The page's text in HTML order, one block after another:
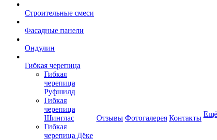
Строительные смеси
Фасадные панели
Ондулин
Гибкая черепица
Гибкая
черепица
Руфшилд
Гибкая
черепица
Шинглас
Гибкая
черепица Дёке
Отзывы Фотогалерея Контакты Ещё